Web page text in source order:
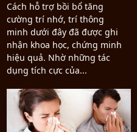
Cách hỗ trợ bồi bổ tăng
cường trí nhớ, trí thông
minh dưới đây đã được ghi
nhận khoa học, chứng minh
hiệu quả. Nhờ những tác
dụng tích cực của...